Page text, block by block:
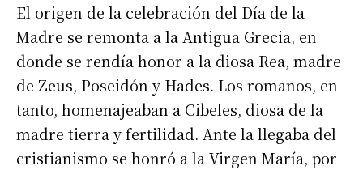
El origen de la celebración del Día de la
Madre se remonta a la Antigua Grecia, en
donde se rendía honor a la diosa Rea, madre
de Zeus, Poseidón y Hades. Los romanos, en
tanto, homenajeaban a Cibeles, diosa de la
madre tierra y fertilidad. Ante la llegaba del
cristianismo se honró a la Virgen María, por